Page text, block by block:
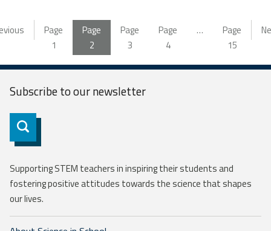
Page
1
Page
2
Page
3
Page
4
…
Page
15
Subscribe to ournewsletter
Subscribe
Supporting STEM teachers in inspiring their students and
fostering positive attitudes towards the science that shapes
our lives.